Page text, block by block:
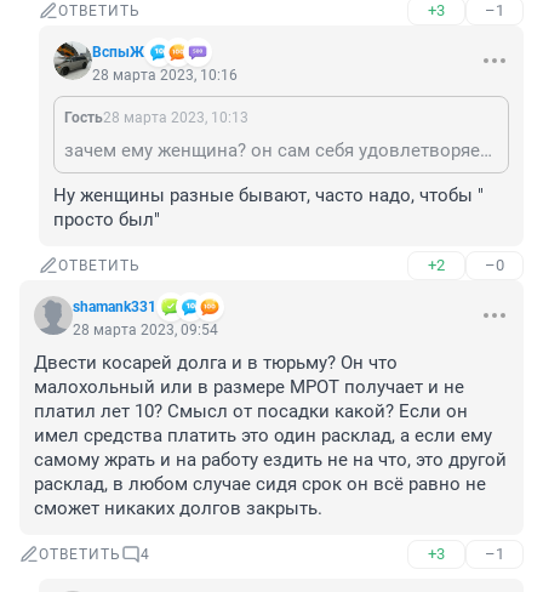
ОТВЕТИТЬ +3 –1
ВспыЖ
28 марта 2023, 10:16
Гость28 марта 2023, 10:13
зачем ему женщина? он сам себя удовлетворяет по всем параметрам. зачем акакий женщине? ни ума, ни денег, даже биологический материал явно такого себе качества...
Ну женщины разные бывают, часто надо, чтобы "
просто был"
ОТВЕТИТЬ +2 –0
shamank331
28 марта 2023, 09:54
Двести косарей долга и в тюрьму? Он что
малохольный или в размере МРОТ получает и не
платил лет 10? Смысл от посадки какой? Если он
имел средства платить это один расклад, а если ему
самому жрать и на работу ездить не на что, это другой
расклад, в любом случае сидя срок он всё равно не
сможет никаких долгов закрыть.
ОТВЕТИТЬ 4 +3 –1